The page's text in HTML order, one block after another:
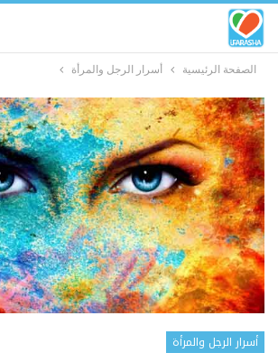
الصفحة الرئيسية أسرار الرجل والمرأة
أسرار الرجل والمرأة